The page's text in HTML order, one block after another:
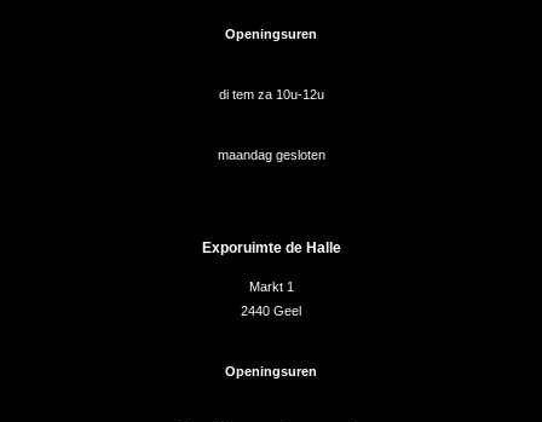
Openingsuren
di tem za 10u-12u
maandag gesloten
Exporuimte de Halle
Markt 1
2440 Geel
Openingsuren